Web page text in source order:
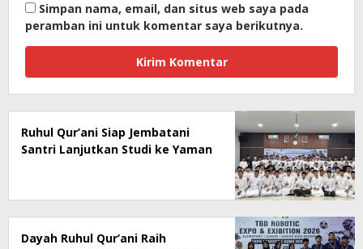
Simpan nama, email, dan situs web saya pada
peramban ini untuk komentar saya berikutnya.
Ruhul Qur’ani Siap Jembatani
Santri Lanjutkan Studi ke Yaman
Dayah Ruhul Qur’ani Raih